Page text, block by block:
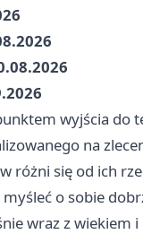
wyjścia do
na
różni się od ich
o sobie
wraz z